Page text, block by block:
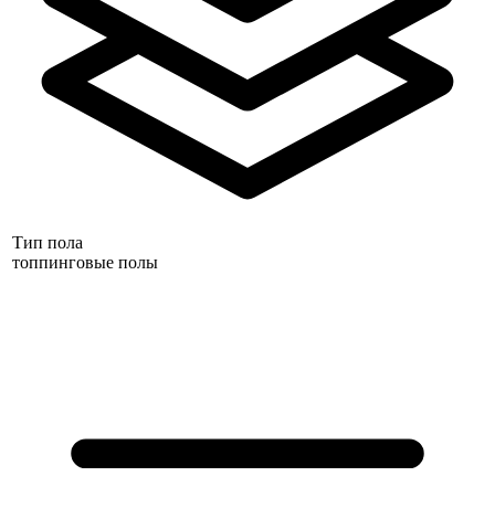
Тип пола
топпинговые полы